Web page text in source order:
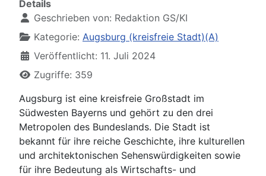
Details
Geschrieben von: Redaktion GS/KI
Kategorie: Augsburg (kreisfreie Stadt)(A)
Veröffentlicht: 11. Juli 2024
Zugriffe: 359
Augsburg ist eine kreisfreie Großstadt im
Südwesten Bayerns und gehört zu den drei
Metropolen des Bundeslands. Die Stadt ist
bekannt für ihre reiche Geschichte, ihre kulturellen
und architektonischen Sehenswürdigkeiten sowie
für ihre Bedeutung als Wirtschafts- und